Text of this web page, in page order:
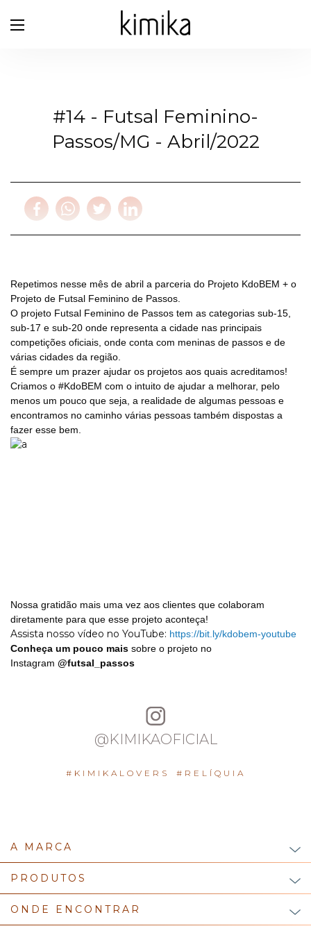
#14 - Futsal Feminino-
Passos/MG - Abril/2022
Repetimos nesse mês de abril a parceria do Projeto KdoBEM + o
Projeto de Futsal Feminino de Passos.
O projeto Futsal Feminino de Passos tem as categorias sub-15,
sub-17 e sub-20 onde representa a cidade nas principais
competições oficiais, onde conta com meninas de passos e de
várias cidades da região.
É sempre um prazer ajudar os projetos aos quais acreditamos!
Criamos o #KdoBEM com o intuito de ajudar a melhorar, pelo
menos um pouco que seja, a realidade de algumas pessoas e
encontramos no caminho várias pessoas também dispostas a
fazer esse bem.
Nossa gratidão mais uma vez aos clientes que colaboram
diretamente para que esse projeto aconteça!
Assista nosso vídeo no YouTube: https://bit.ly/kdobem-youtube
Conheça um pouco mais sobre o projeto no
Instagram @futsal_passos
@KIMIKAOFICIAL
#KIMIKALOVERS #RELÍQUIA
A MARCA
PRODUTOS
ONDE ENCONTRAR